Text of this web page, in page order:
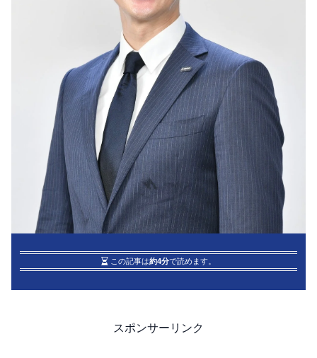
この記事は約4分で読めます。
スポンサーリンク